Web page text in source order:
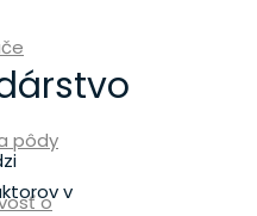
pôdy
o v